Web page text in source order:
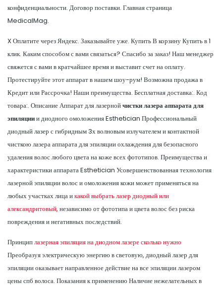
конфиденциальности. Договор поставки. Главная страница
MedicalMag.
X Оплатите через Яндекс. Заказывайте уже. Купить В корзину Купить в 1
клик. Каким способом с вами связаться? Спасибо за заказ! Наш менеджер
свяжется с вами в кратчайшее время и выставит счет на оплату.
Протестируйте этот аппарат в нашем шоу-рум! Возможна продажа в
Кредит или Рассрочка! Наши преимущества. Бесплатная доставка:. Код
товара:. Описание Аппарат для лазернойчистки лазера аппарата для
эпиляциии диодного омоложения Esthetician Профессиональный
диодный лазер с гибридным 3х волновым излучателем и контактной
чисткою лазера аппарата для эпиляции охлаждения для безопасного
удаления волос любого цвета на коже всех фототипов. Преимущества и
характеристики аппарата Esthetician Усовершенствованная технология
лазерной эпиляции волос и омоложения кожи может применяться на
любых участках лица икакой выбрать лазер диодный или
александритовый, независимо от фототипа и цвета волос без риска
повреждения и негативных последствий.
Принциплазерная эпиляция на диодном лазере сколько нужно
Преобразуя электрическую энергию в световую, диодный лазер для
эпиляции оказывает направленное действие на все эпиляции лазером
цены спб волоса. Показания к применению Наличие нежелательных в